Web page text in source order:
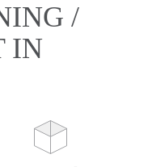
/
IN